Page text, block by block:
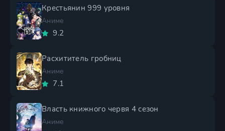
Крестьянин 999 уровня
Аниме
9.2
Расхититель гробниц
Аниме
7.1
Власть книжного червя 4 сезон
Аниме